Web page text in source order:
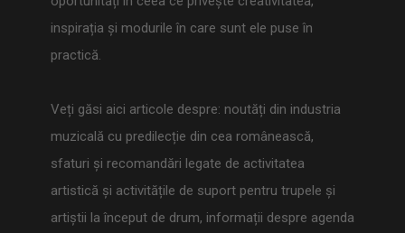
inspirația și modurile în care sunt ele puse în
practică.
Veți găsi aici articole despre: noutăți din industria
muzicală cu predilecție din cea românească,
sfaturi și recomandări legate de activitatea
artistică și activitățile de suport pentru trupele și
artiștii la început de drum, informații despre agenda